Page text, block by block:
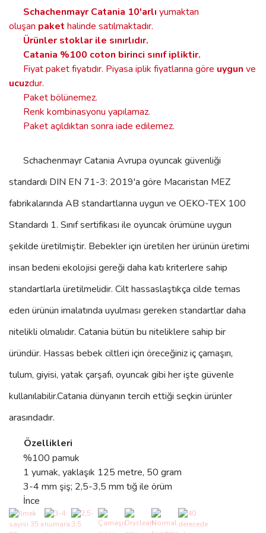
Schachenmayr Catania 10'arlı yumaktan
oluşan paket halinde satılmaktadır.
Ürünler stoklar ile sınırlıdır.
Catania %100 coton birinci sınıf ipliktir.
Fiyat paket fiyatıdır. Piyasa iplik fiyatlarına göre uygun ve
ucuzdur.
Paket bölünemez.
Renk kombinasyonu yapılamaz.
Paket açıldıktan sonra iade edilemez.
Schachenmayr Catania Avrupa oyuncak güvenliği
standardı DIN EN 71-3: 2019'a göre Macaristan MEZ
fabrikalarında AB standartlarına uygun ve OEKO-TEX 100
Standardı 1. Sınıf sertifikası ile oyuncak örümüne uygun
şekilde üretilmiştir. Bebekler için üretilen her ürünün üretimi
insan bedeni ekolojisi gereği daha katı kriterlere sahip
standartlarla üretilmelidir. Cilt hassaslaştıkça cilde temas
eden ürünün imalatında uyulması gereken standartlar daha
nitelikli olmalıdır. Catania bütün bu niteliklere sahip bir
üründür. Hassas bebek ciltleri için öreceğiniz iç çamaşırı,
tulum, giyisi, yatak çarşafı, oyuncak gibi her işte güvenle
kullanılabilir.Catania dünyanın tercih ettiği seçkin ürünler
arasındadır.
Özellikleri
%100 pamuk
1 yumak, yaklaşık 125 metre, 50 gram
3-4 mm şiş; 2,5-3,5 mm tığ ile örüm
İnce